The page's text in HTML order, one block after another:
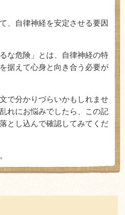
、自律神経を安定させる要因
な危険」とは、自律神経の特
据えて心身と向き合う必要が
で分かりづらいかもしれませ
れにお悩みでしたら、この記
とし込んで確認してみてくだ